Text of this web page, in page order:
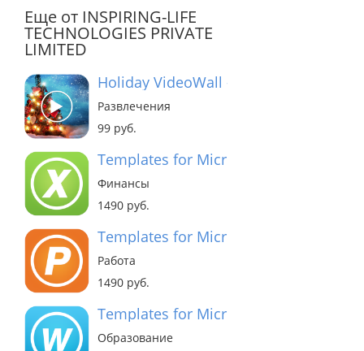
Еще от INSPIRING-LIFE
TECHNOLOGIES PRIVATE
LIMITED
Holiday VideoWall - Christmas
Развлечения
99 руб.
Templates for Microsoft Excel
Финансы
1490 руб.
Templates for Microsoft PowerPoint
Работа
1490 руб.
Templates for Microsoft Word
Образование